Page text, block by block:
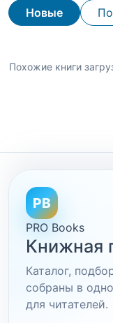
Новые
Похожие книги
PB
PRO Books
Книжная
Каталог,
собраны в
для читателей.